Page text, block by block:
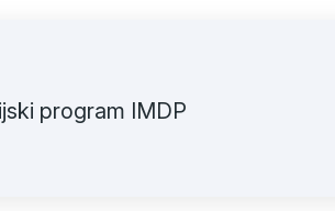
program IMDP